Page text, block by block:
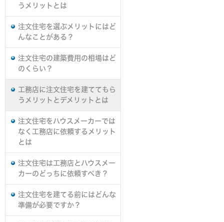
うメリットとは
注文住宅を選ぶメリットにはど
んなことがある？
注文住宅の建築費用の相場はど
のくらい？
工務店に注文住宅を建ててもら
うメリットとデメリットとは
注文住宅をハウスメーカーでは
なく工務店に依頼するメリット
とは
注文住宅は工務店とハウスメー
カーのどっちに依頼すべき？
注文住宅を建てる前にはどんな
準備が必要ですか？